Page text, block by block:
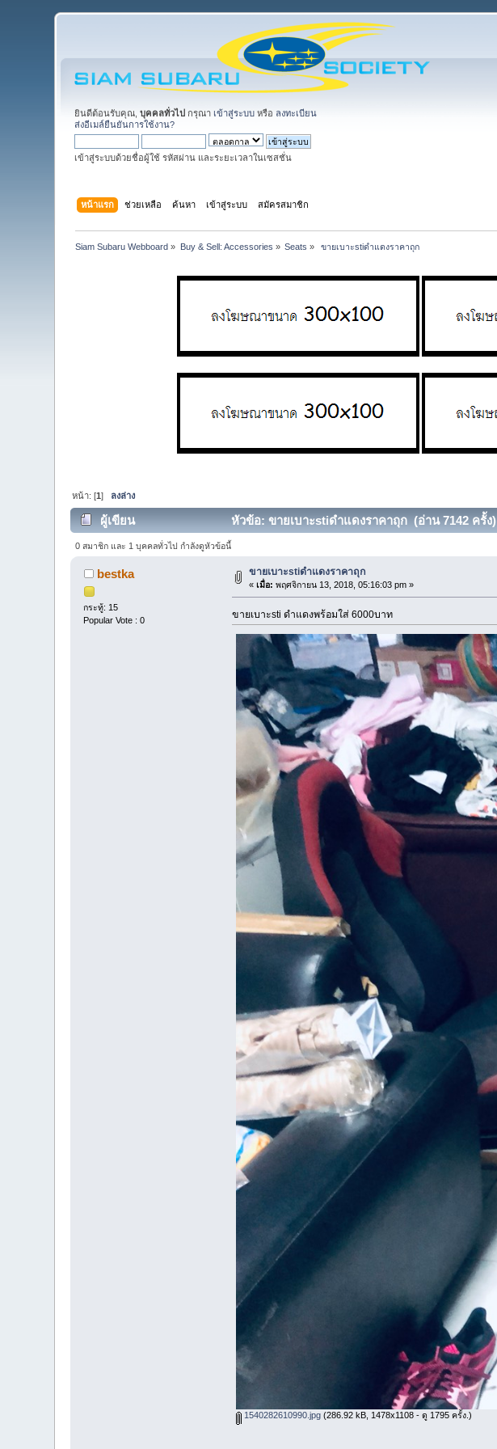
ยินดีต้อนรับคุณ,บุคคลทั่วไป กรุณา เข้าสู่ระบบ หรือ ลงทะเบียน
ส่งอีเมล์ยืนยันการใช้งาน?
เข้าสู่ระบบด้วยชื่อผู้ใช้ รหัสผ่าน และระยะเวลาในเซสชั่น
หน้าแรก ช่วยเหลือ ค้นหา เข้าสู่ระบบ สมัครสมาชิก
Siam Subaru Webboard » Buy & Sell: Accessories » Seats » ขายเบาะstiดำแดงราคาถุก
หน้า: [1] ลงล่าง
ผู้เขียน หัวข้อ: ขายเบาะstiดำแดงราคาถุก (อ่าน 7142 ครั้ง)
0 สมาชิก และ 1 บุคคลทั่วไป กำลังดูหัวข้อนี้
bestka
กระทู้: 15
Popular Vote : 0
ขายเบาะstiดำแดงราคาถุก
«เมื่อ: พฤศจิกายน 13, 2018, 05:16:03 pm »
ขายเบาะsti ดำแดงพร้อมใส่ 6000บาท
1540282610990.jpg (286.92 kB, 1478x1108 - ดู 1795 ครั้ง.)